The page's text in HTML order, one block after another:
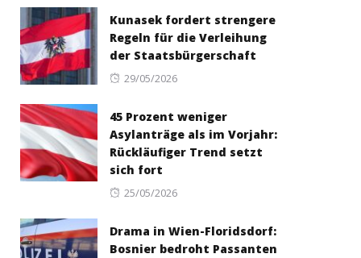
Kunasek fordert strengere
Regeln für die Verleihung
der Staatsbürgerschaft
Posted
29/05/2026
45 Prozent weniger
Asylanträge als im Vorjahr:
Rückläufiger Trend setzt
sich fort
Posted
25/05/2026
Drama in Wien-Floridsdorf:
Bosnier bedroht Passanten